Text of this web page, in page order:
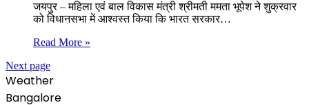
जयपुर – महिला एवं बाल विकास मंत्री श्रीमती ममता भूपेश ने शुक्रवार
को विधानसभा में आश्वस्त किया कि भारत सरकार…
Read More »
Next page
Weather
Bangalore